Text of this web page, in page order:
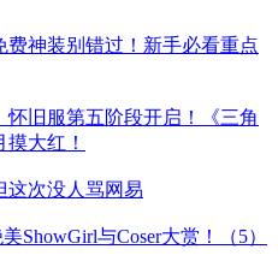
费神装别错过！新手必看重点
旧服第五阶段开启！《三角
大红！
这次没人骂网易
ShowGirl与Coser大赏！（5）